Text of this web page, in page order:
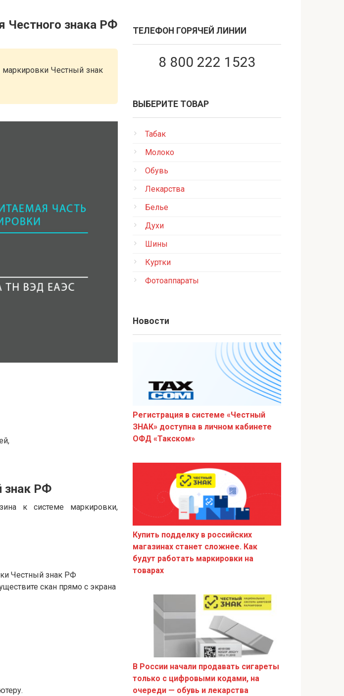
Честного знака РФ
Честный знак
знак РФ
к системе маркировки,
Честный знак РФ
скан прямо с экрана
ТЕЛЕФОН ГОРЯЧЕЙ ЛИНИИ
8 800 222 1523
ВЫБЕРИТЕ ТОВАР
Табак
Молоко
Обувь
Лекарства
Белье
Духи
Шины
Куртки
Фотоаппараты
Новости
Регистрация в системе «Честный
ЗНАК» доступна в личном кабинете
ОФД «Такском»
Купить подделку в российских
магазинах станет сложнее. Как
будут работать маркировки на
товарах
В России начали продавать сигареты
только с цифровыми кодами, на
очереди — обувь и лекарства